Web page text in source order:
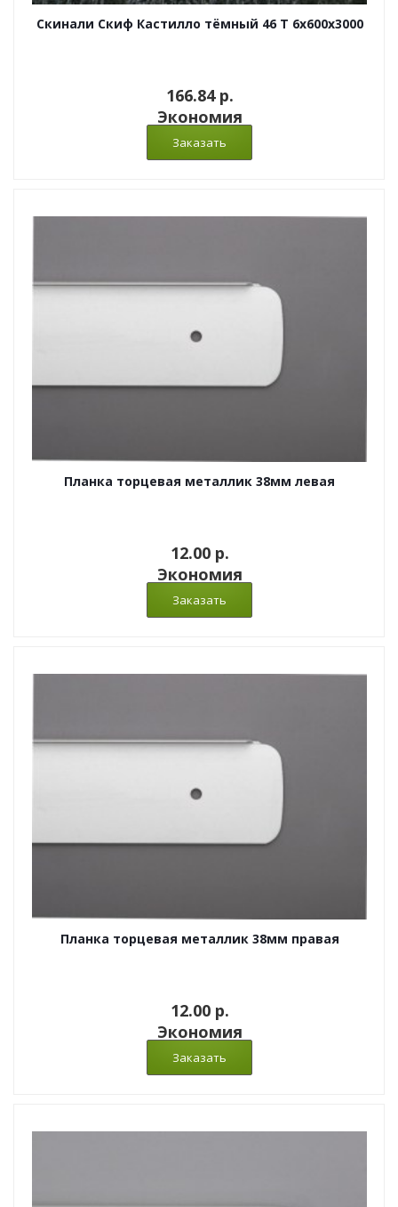
Скинали Скиф Кастилло тёмный 46 T 6x600x3000
166.84 p.
Экономия
Планка торцевая металлик 38мм левая
12.00 p.
Экономия
Планка торцевая металлик 38мм правая
12.00 p.
Экономия